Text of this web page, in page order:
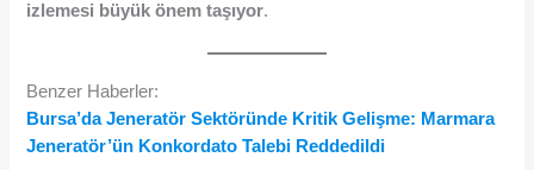
izlemesi büyük önem taşıyor.
Benzer Haberler:
Bursa’da Jeneratör Sektöründe Kritik Gelişme: Marmara
Jeneratör’ün Konkordato Talebi Reddedildi